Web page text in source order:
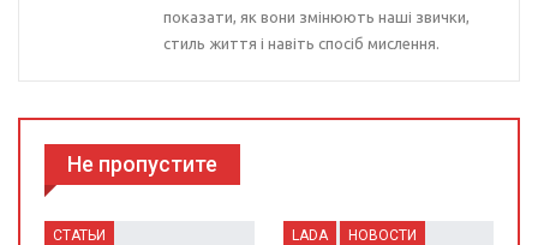
показати, як вони змінюють наші звички,
стиль життя і навіть спосіб мислення.
Не пропустите
СТАТЬИ LADA НОВОСТИ